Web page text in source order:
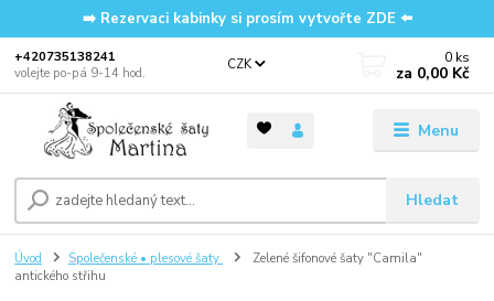
➡️ Rezervaci kabinky si prosím vytvořte ZDE ⬅️
Menu
CZK
Hledat
‭+420735138241
volejte po-pá 9-14 hod.
0 ks
za 0,00 Kč
Úvod Společenské • plesové šaty
Zelené šifonové šaty "Camila"
antického střihu